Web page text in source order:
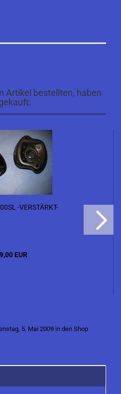
Artikel bestellten, haben
-VERSTÄRKT-
EUR
5. Mai 2009 in den Shop